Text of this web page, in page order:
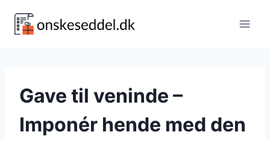
Gave til veninde –
Imponér hende med den